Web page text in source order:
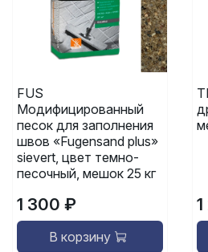
FUS
Модифицированный
песок для заполнения
швов «Fugensand plus»
sievert, цвет темно-
песочный, мешок 25 кг
1 300 ₽
В корзину